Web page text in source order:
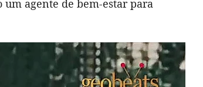
agente de bem-estar para